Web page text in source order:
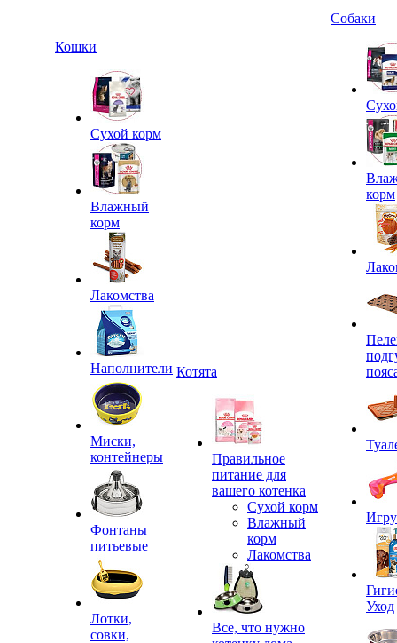
Кошки
Сухой корм
Влажный
корм
Лакомства
Наполнители
Миски,
контейнеры
Фонтаны
питьевые
Лотки,
совки,
Котята
Правильное
питание для
вашего котенка
Сухой корм
Влажный
корм
Лакомства
Все, что нужно
Собаки
корм
Уход